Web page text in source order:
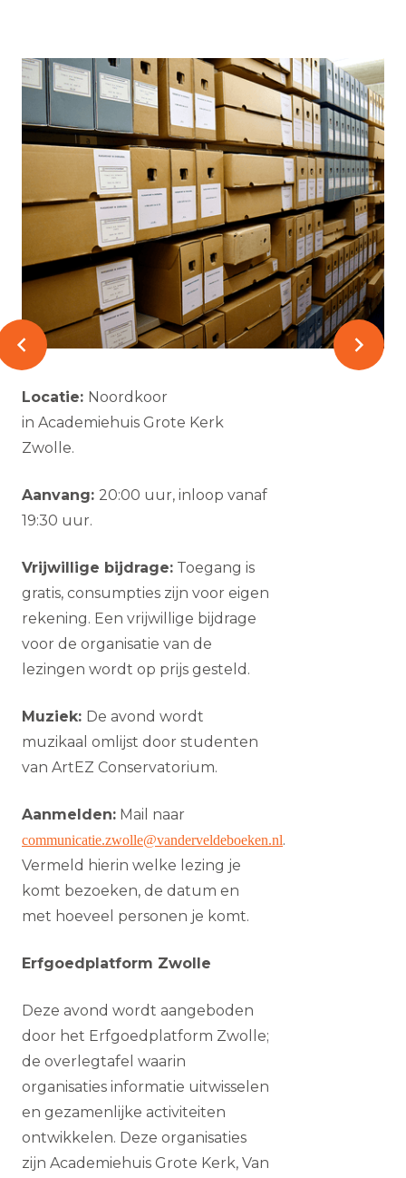
Locatie: Noordkoor
in Academiehuis Grote Kerk
Zwolle.
Aanvang: 20:00 uur, inloop vanaf
19:30 uur.
Vrijwillige bijdrage: Toegang is
gratis, consumpties zijn voor eigen
rekening. Een vrijwillige bijdrage
voor de organisatie van de
lezingen wordt op prijs gesteld.
Muziek: De avond wordt
muzikaal omlijst door studenten
van ArtEZ Conservatorium.
Aanmelden: Mail naar
communicatie.zwolle@vanderveldeboeken.nl.
Vermeld hierin welke lezing je
komt bezoeken, de datum en
met hoeveel personen je komt.
Erfgoedplatform Zwolle
Deze avond wordt aangeboden
door het Erfgoedplatform Zwolle;
de overlegtafel waarin
organisaties informatie uitwisselen
en gezamenlijke activiteiten
ontwikkelen. Deze organisaties
zijn Academiehuis Grote Kerk, Van